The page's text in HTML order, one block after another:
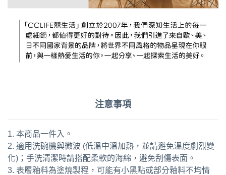
注意事項
1. 本商品一件入。
2. 適用洗碗機與微波 (低溫中溫加熱，並請避免溫度劇烈變
化)；手洗清潔時請搭配柔軟的海綿，避免刮傷表面。
3. 表層釉料為塗燒製程，可能有小黑點或部分釉料不均情